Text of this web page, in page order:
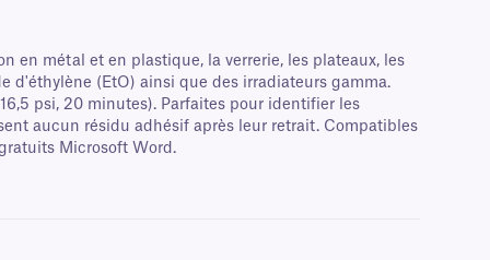
en métal et en plastique, la verrerie, les plateaux, les
d'éthylène (EtO) ainsi que des irradiateurs gamma.
psi, 20 minutes). Parfaites pour identifier les
aucun résidu adhésif après leur retrait. Compatibles
Microsoft Word.